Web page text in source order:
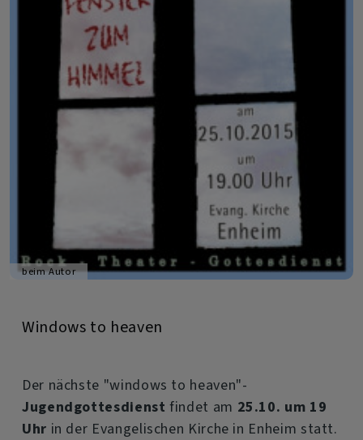
beim Autor
Windows to heaven
Der nächste "windows to heaven"-
Jugendgottesdienst findet am 25.10. um 19
Uhr in der Evangelischen Kirche in Enheim statt.